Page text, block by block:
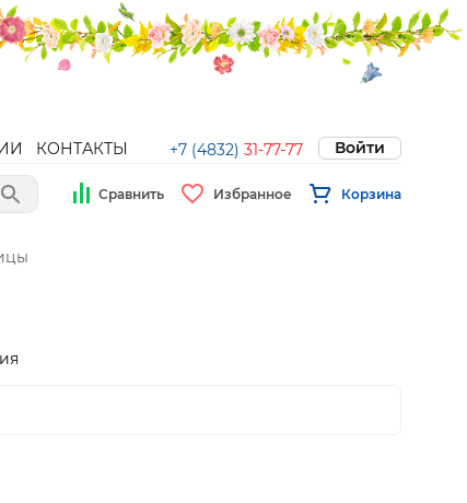
КОНТАКТЫ +7 (4832) 31-77-77 Войти
Сравнить Избранное Корзина